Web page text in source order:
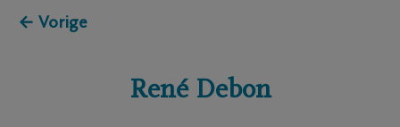
← Vorige
René Debon